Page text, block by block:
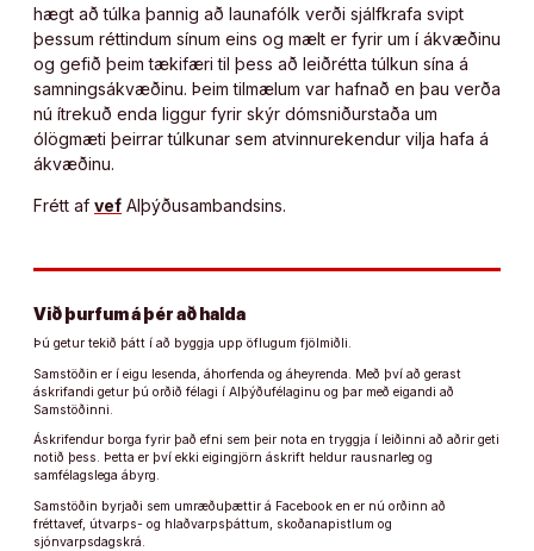
hægt að túlka þannig að launafólk verði sjálfkrafa svipt
þessum réttindum sínum eins og mælt er fyrir um í ákvæðinu
og gefið þeim tækifæri til þess að leiðrétta túlkun sína á
samningsákvæðinu. Þeim tilmælum var hafnað en þau verða
nú ítrekuð enda liggur fyrir skýr dómsniðurstaða um
ólögmæti þeirrar túlkunar sem atvinnurekendur vilja hafa á
ákvæðinu.
Frétt af vef Alþýðusambandsins.
Við þurfum á þér að halda
Þú getur tekið þátt í að byggja upp öflugum fjölmiðli.
Samstöðin er í eigu lesenda, áhorfenda og áheyrenda. Með því að gerast
áskrifandi getur þú orðið félagi í Alþýðufélaginu og þar með eigandi að
Samstöðinni.
Áskrifendur borga fyrir það efni sem þeir nota en tryggja í leiðinni að aðrir geti
notið þess. Þetta er því ekki eigingjörn áskrift heldur rausnarleg og
samfélagslega ábyrg.
Samstöðin byrjaði sem umræðuþættir á Facebook en er nú orðinn að
fréttavef, útvarps- og hlaðvarpsþáttum, skoðanapistlum og
sjónvarpsdagskrá.